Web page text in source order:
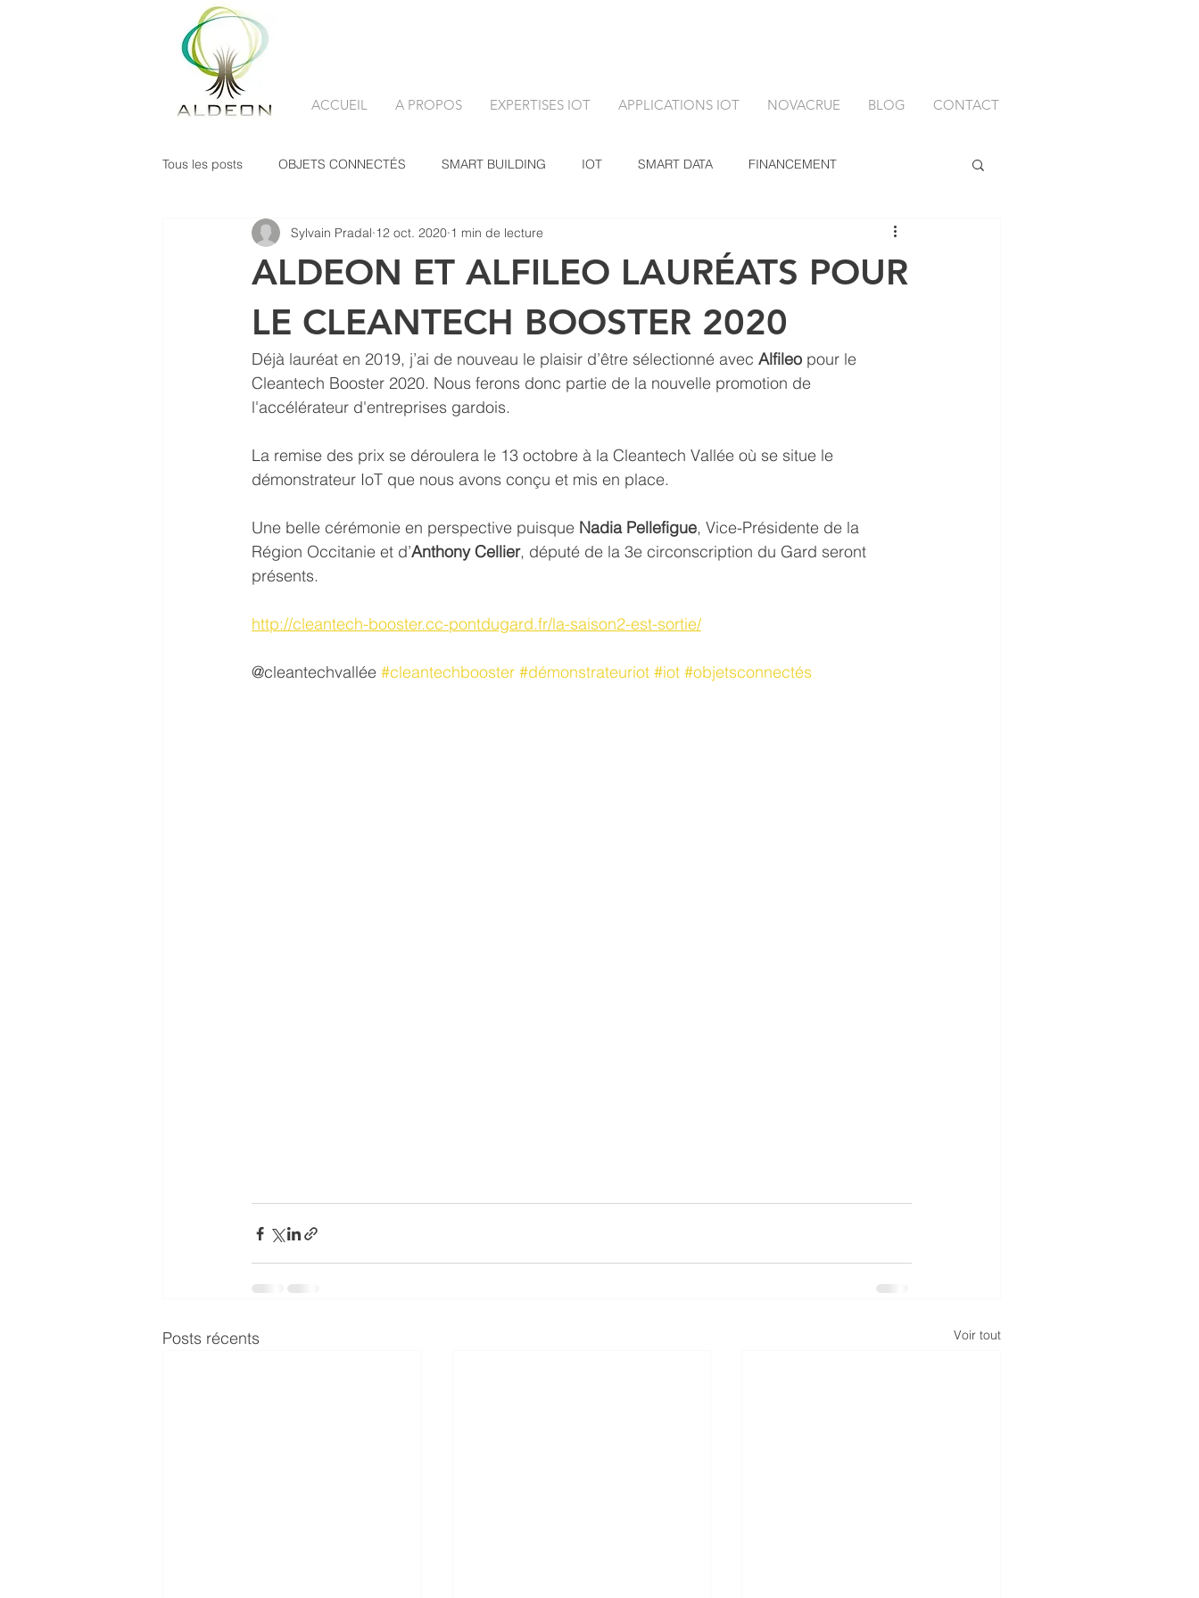
ACCUEIL A PROPOS EXPERTISES IOT APPLICATIONS IOT NOVACRUE BLOG CONTACT
Tous les posts OBJETS CONNECTÉS SMART BUILDING IOT SMART DATA FINANCEMENT
SERVICISATION
ALDEON ET ALFILEO LAURÉATS POUR
LE CLEANTECH BOOSTER 2020
Sylvain Pradal 12 oct. 2020 1 min de lecture
Déjà lauréat en 2019, j’ai de nouveau le plaisir d’être sélectionné avec Alfileo pour le
Cleantech Booster 2020. Nous ferons donc partie de la nouvelle promotion de
l'accélérateur d'entreprises gardois.
La remise des prix se déroulera le 13 octobre à la Cleantech Vallée où se situe le
démonstrateur IoT que nous avons conçu et mis en place.
Une belle cérémonie en perspective puisque Nadia Pellefigue, Vice-Présidente de la
Région Occitanie et d’Anthony Cellier, député de la 3e circonscription du Gard seront
présents.
http://cleantech-booster.cc-pontdugard.fr/la-saison2-est-sortie/
@cleantechvallée #cleantechbooster #démonstrateuriot #iot #objetsconnectés
Posts récents Voir tout